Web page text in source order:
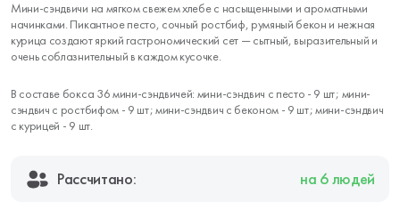
Мини-сэндвичи на мягком свежем хлебе с насыщенными и ароматными
начинками. Пикантное песто, сочный ростбиф, румяный бекон и нежная
курица создают яркий гастрономический сет — сытный, выразительный и
очень соблазнительный в каждом кусочке.
В составе бокса 36 мини-сэндвичей: мини-сэндвич с песто - 9 шт; мини-
сэндвич с ростбифом - 9 шт; мини-сэндвич с беконом - 9 шт; мини-сэндвич
с курицей - 9 шт.
Рассчитано: на 6 людей